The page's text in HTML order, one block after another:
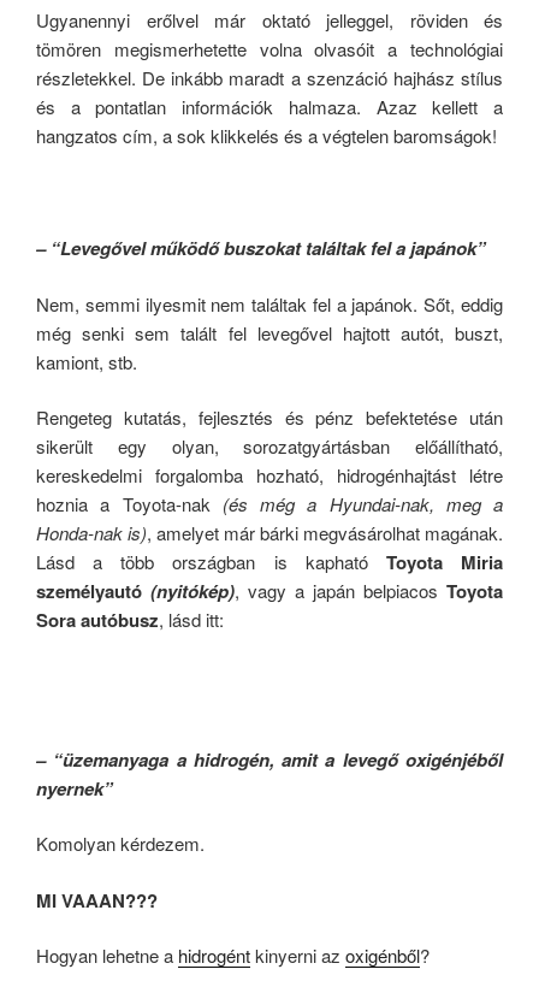
Ugyanennyi erőlvel már oktató jelleggel, röviden és
tömören megismerhetette volna olvasóit a technológiai
részletekkel. De inkább maradt a szenzáció hajhász stílus
és a pontatlan információk halmaza. Azaz kellett a
hangzatos cím, a sok klikkelés és a végtelen baromságok!
– “Levegővel működő buszokat találtak fel a japánok”
Nem, semmi ilyesmit nem találtak fel a japánok. Sőt, eddig
még senki sem talált fel levegővel hajtott autót, buszt,
kamiont, stb.
Rengeteg kutatás, fejlesztés és pénz befektetése után
sikerült egy olyan, sorozatgyártásban előállítható,
kereskedelmi forgalomba hozható, hidrogénhajtást létre
hoznia a Toyota-nak (és még a Hyundai-nak, meg a
Honda-nak is), amelyet már bárki megvásárolhat magának.
Lásd a több országban is kapható Toyota Miria
személyautó (nyitókép), vagy a japán belpiacos Toyota
Sora autóbusz, lásd itt:
– “üzemanyaga a hidrogén, amit a levegő oxigénjéből
nyernek”
Komolyan kérdezem.
MI VAAAN???
Hogyan lehetne a hidrogéntkinyerni az oxigénből?